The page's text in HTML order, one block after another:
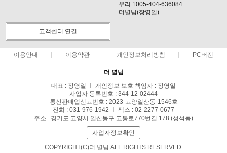
우리 1005-404-636084
더별님(장영일)
고객센터 연결
이용안내 이용약관 개인정보처리방침 PC버전
더 별님
대표 : 장영일 ㅣ 개인정보 보호 책임자 : 장영일
사업자 등록번호 : 344-12-02444
통신판매업신고번호 : 2023-고양일산동-1546호
전화 : 031-976-1942 ㅣ 팩스 : 02-2277-0677
주소 : 경기도 고양시 일산동구 고봉로770번길 178 (성석동)
사업자정보확인
COPYRIGHT(C)더 별님 ALL RIGHTS RESERVED.